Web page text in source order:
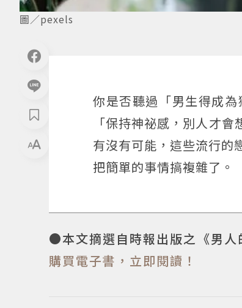
圖／pexels
你是否聽過「男生得成
「保持神祕感，別人才
有沒有可能，這些流行的
把簡單的事情搞複雜了。
●本文摘選自時報出版之《男人
購買電子書，立即閱讀！